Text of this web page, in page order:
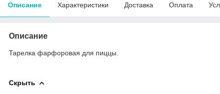
Описание Характеристики Доставка Оплата
Описание
Тарелка фарфоровая для пиццы.
Скрыть